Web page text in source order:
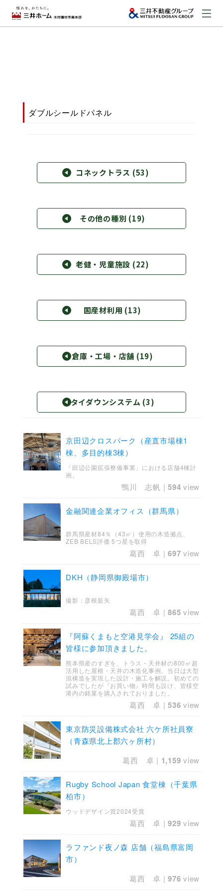
建築実例
モッケン便り
トピックス一覧
イベントレポート一覧
ダブルシールドパネル
コネックトラス (53)
その他の種別 (19)
老健・児童施設 (22)
国産材利用 (13)
倉庫・工場・店舗 (19)
タイダウンシステム (3)
京田辺クロスパーク（産直市場棟1
棟、多目的棟3棟）
「田辺公園拡張整備事業」における店舗4棟計
画。
鴨川 志帆 | 594 view
金融関連企業オフィス（群馬県）
群馬県産材84％（43㎥）使用の木造拠点、
ZEB BELS評価 5つ星を取得
葛西 卓 | 697 view
DKH（静岡県御殿場市）
撮影：彦根藍矢
葛西 卓 | 865 view
『阿蘇くまもと空港見学会』 25組の
皆様に参加頂きました。
熊本県産のすぎを、トラス・天井材の800㎥超
活用した屋根・天井の木造化事例。当日は大型
混構造を実現した設計・施工を解説。初めての
試みでしたが『お買い物』時間も設け、皆様空
港内の銘菓を購入されておりました。
葛西 卓 | 536 view
東京防災設備株式会社 六ケ所社員寮
（青森県北上郡六ヶ所村）
葛西 卓 | 1,159 view
Rugby School Japan 食堂棟（千葉県
柏市）
ウッドデザイン賞2024受賞
葛西 卓 | 929 view
ラファンド夜ノ森 店舗（福島県富岡
市）
葛西 卓 | 976 view